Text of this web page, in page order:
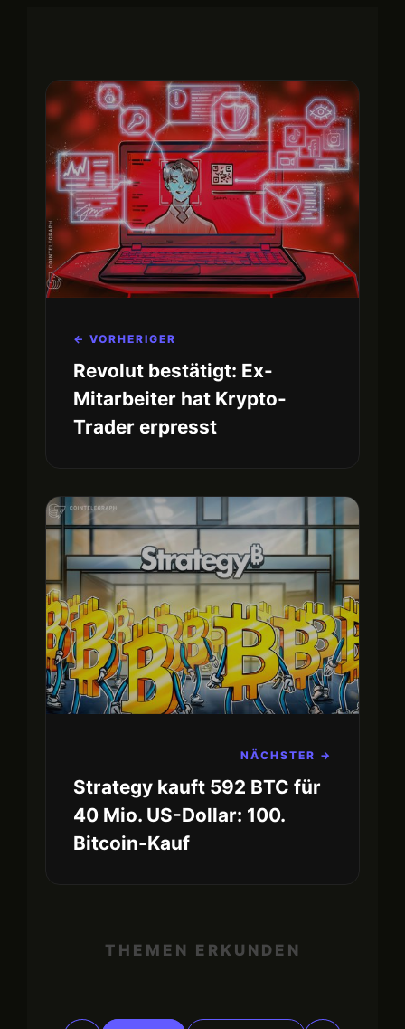
← VORHERIGER
Revolut bestätigt: Ex-
Mitarbeiter hat Krypto-
Trader erpresst
NÄCHSTER →
Strategy kauft 592 BTC für
40 Mio. US-Dollar: 100.
Bitcoin-Kauf
THEMEN ERKUNDEN